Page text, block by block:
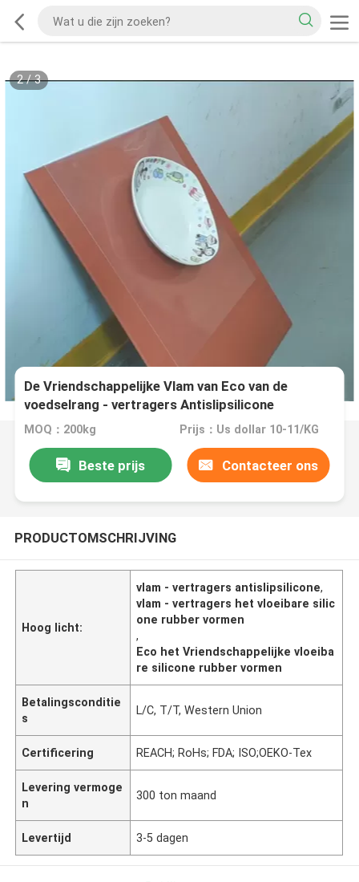
2/3
De Vriendschappelijke Vlam van Eco van de
voedselrang - vertragers Antislipsilicone
MOQ：200kg Prijs：Us dollar 10-11/KG
Beste prijs Contacteer ons
PRODUCTOMSCHRIJVING
Hoog licht:
vlam - vertragers antislipsilicone,
vlam - vertragers het vloeibare silic
one rubber vormen
,
Eco het Vriendschappelijke vloeiba
re silicone rubber vormen
Betalingsconditie
s
L/C, T/T, Western Union
Certificering REACH; RoHs; FDA; ISO;OEKO-Tex
Levering vermoge
n
300 ton maand
Levertijd 3-5 dagen